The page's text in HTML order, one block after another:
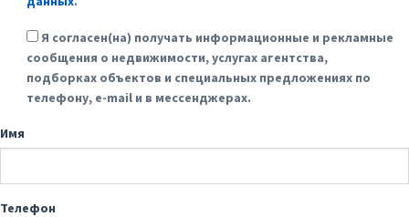
Я согласен(на) получать информационные и рекламные
сообщения о недвижимости, услугах агентства,
подборках объектов и специальных предложениях по
телефону, e-mail и в мессенджерах.
Имя
Телефон